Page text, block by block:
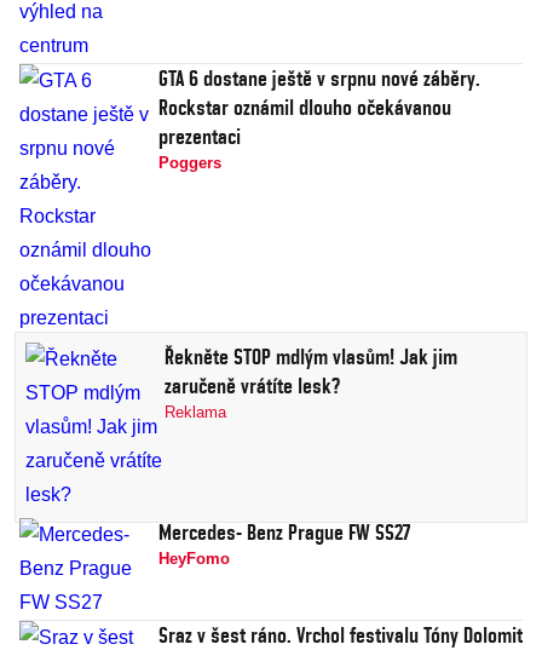
GTA 6 dostane ještě v srpnu nové záběry.
Rockstar oznámil dlouho očekávanou
prezentaci
Poggers
Řekněte STOP mdlým vlasům! Jak jim
zaručeně vrátíte lesk?
Reklama
Mercedes- Benz Prague FW SS27
HeyFomo
Sraz v šest ráno. Vrchol festivalu Tóny Dolomit